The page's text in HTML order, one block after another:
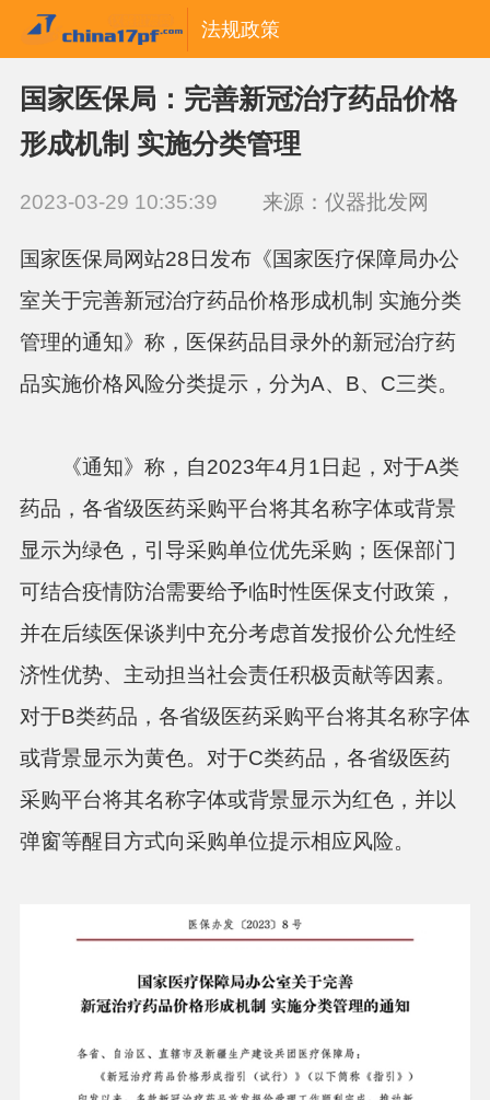
法规政策
国家医保局：完善新冠治疗药品价格
形成机制 实施分类管理
2023-03-29 10:35:39 来源：仪器批发网
国家医保局网站28日发布《国家医疗保障局办公
室关于完善新冠治疗药品价格形成机制 实施分类
管理的通知》称，医保药品目录外的新冠治疗药
品实施价格风险分类提示，分为A、B、C三类。
《通知》称，自2023年4月1日起，对于A类
药品 ，各省级 医药采购平台将其名称字体或背景
显示为绿色，引导采购单位优先采购；医保部门
可结合疫情防治需要给予临时性医保支付政策，
并在后续医保谈判中充分考虑首发报价公允性经
济性优势、主动担当社会责任积极贡献等因素。
对于B类药品，各省级医药采购平台将其名称字体
或背景显示为黄色。对于C类药品，各省级医药
采购平台将其名称字体或背景显示为红色，并以
弹窗等醒目方式向采购单位提示相应风险。